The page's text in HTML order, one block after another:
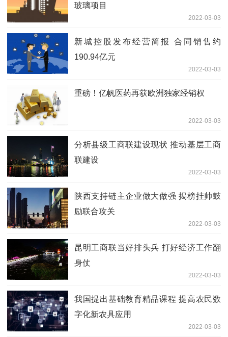
玻璃项目
2022-03-03
新城控股发布经营简报 合同销售约
190.94亿元
2022-03-03
重磅！亿帆医药再获欧洲独家经销权
2022-03-03
分析县级工商联建设现状 推动基层工商
联建设
2022-03-03
陕西支持链主企业做大做强 揭榜挂帅鼓
励联合攻关
2022-03-03
昆明工商联当好排头兵 打好经济工作翻
身仗
2022-03-03
我国提出基础教育精品课程 提高农民数
字化新农具应用
2022-03-03